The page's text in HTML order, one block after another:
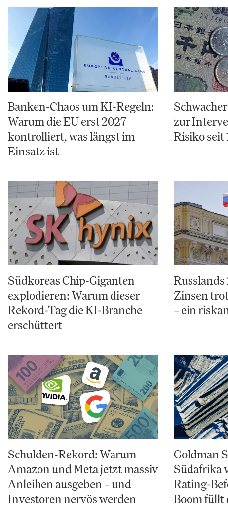
Banken-Chaos um KI-Regeln:
Warum die EU erst 2027
kontrolliert, was längst im
Einsatz ist
zur
Risiko seit
Südkoreas Chip-Giganten
explodieren: Warum dieser
Rekord-Tag die KI-Branche
erschüttert
Zinsen
– ein
Schulden-Rekord: Warum
Amazon und Meta jetzt massiv
Anleihen ausgeben – und
Investoren nervös werden
Goldman
Südafrika
Rating-
Boom füllt